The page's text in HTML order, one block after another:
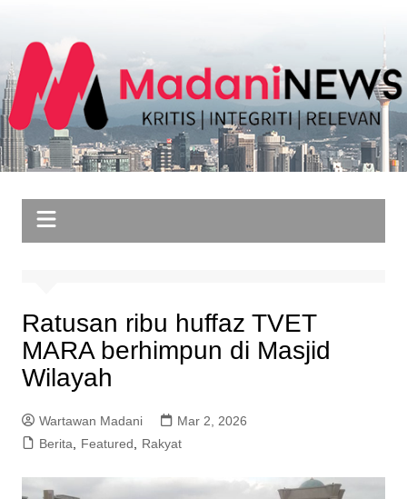
content
Ratusan ribu huffaz TVET
MARA berhimpun di Masjid
Wilayah
Wartawan Madani
Mar 2, 2026
Berita, Featured, Rakyat